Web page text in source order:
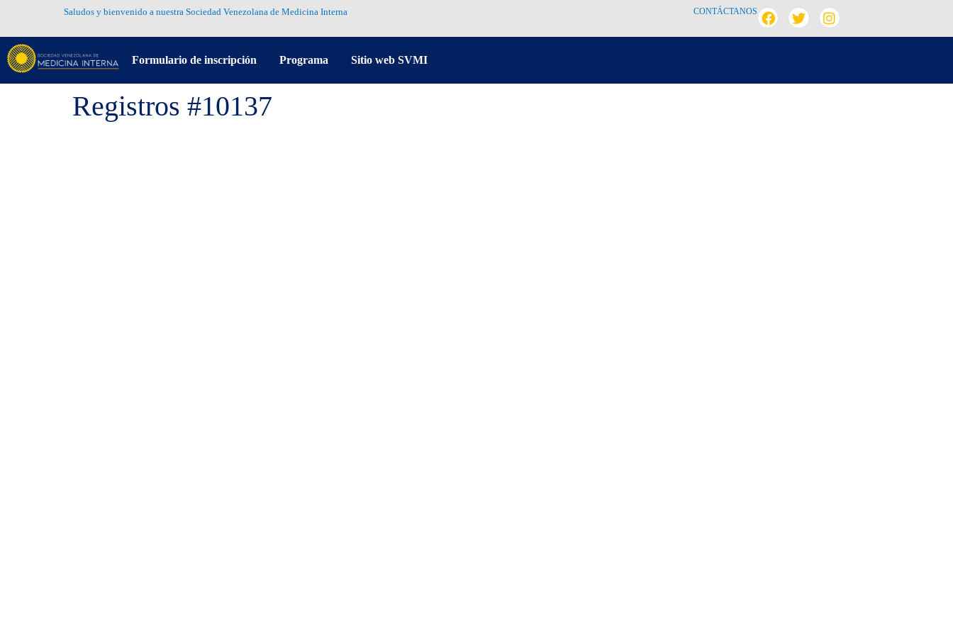
Saludos y bienvenido a nuestra Sociedad Venezolana de Medicina Interna CONTÁCTANOS
Formulario de inscripción Programa Sitio web SVMI
Registros #10137